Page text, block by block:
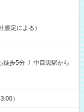
規定による）
徒歩5分 / 中目黒駅から
）